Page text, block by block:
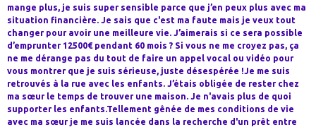
mange plus, je suis super sensible parce que j’en peux plus avec ma
situation financière. Je sais que c'est ma faute mais je veux tout
changer pour avoir une meilleure vie. J’aimerais si ce sera possible
d’emprunter 12500€ pendant 60 mois ? Si vous ne me croyez pas, ça
ne me dérange pas du tout de faire un appel vocal ou vidéo pour
vous montrer que je suis sérieuse, juste désespérée !Je me suis
retrouvés à la rue avec les enfants. J’étais obligée de rester chez
ma sœur le temps de trouver une maison. Je n'avais plus de quoi
supporter les enfants.Tellement gênée de mes conditions de vie
avec ma sœur je me suis lancée dans la recherche d'un prêt entre